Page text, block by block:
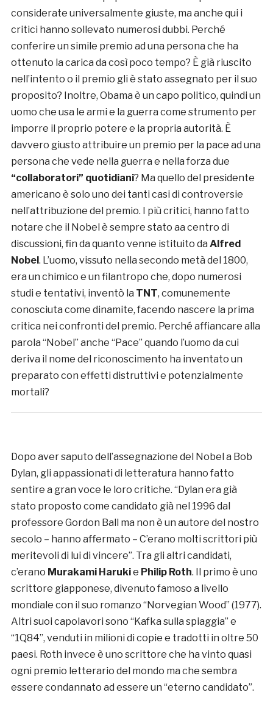
considerate universalmente giuste, ma anche qui i
critici hanno sollevato numerosi dubbi. Perché
conferire un simile premio ad una persona che ha
ottenuto la carica da così poco tempo? È già riuscito
nell’intento o il premio gli è stato assegnato per il suo
proposito? Inoltre, Obama è un capo politico, quindi un
uomo che usa le armi e la guerra come strumento per
imporre il proprio potere e la propria autorità. È
davvero giusto attribuire un premio per la pace ad una
persona che vede nella guerra e nella forza due
“collaboratori” quotidiani? Ma quello del presidente
americano è solo uno dei tanti casi di controversie
nell’attribuzione del premio. I più critici, hanno fatto
notare che il Nobel è sempre stato aa centro di
discussioni, fin da quanto venne istituito da Alfred
Nobel. L’uomo, vissuto nella secondo metà del 1800,
era un chimico e un filantropo che, dopo numerosi
studi e tentativi, inventò la TNT, comunemente
conosciuta come dinamite, facendo nascere la prima
critica nei confronti del premio. Perché affiancare alla
parola “Nobel” anche “Pace” quando l’uomo da cui
deriva il nome del riconoscimento ha inventato un
preparato con effetti distruttivi e potenzialmente
mortali?
Dopo aver saputo dell’assegnazione del Nobel a Bob
Dylan, gli appassionati di letteratura hanno fatto
sentire a gran voce le loro critiche. “Dylan era già
stato proposto come candidato già nel 1996 dal
professore Gordon Ball ma non è un autore del nostro
secolo – hanno affermato – C’erano molti scrittori più
meritevoli di lui di vincere”. Tra gli altri candidati,
c’erano Murakami Harukie Philip Roth. Il primo è uno
scrittore giapponese, divenuto famoso a livello
mondiale con il suo romanzo “Norvegian Wood” (1977).
Altri suoi capolavori sono “Kafka sulla spiaggia” e
“1Q84”, venduti in milioni di copie e tradotti in oltre 50
paesi. Roth invece è uno scrittore che ha vinto quasi
ogni premio letterario del mondo ma che sembra
essere condannato ad essere un “eterno candidato”.